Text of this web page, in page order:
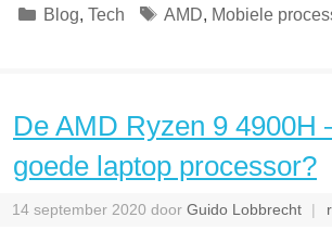
Categorieën
Blog, Tech Tags
AMD, Mobiele
De AMD Ryzen 9 4900H
goede laptop processor?
14 september 2020 door Guido Lobbrecht